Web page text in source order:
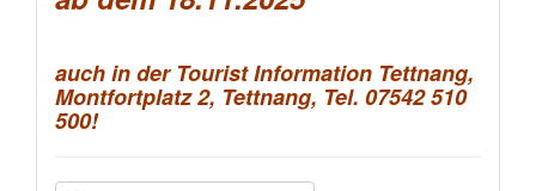
auch in der Tourist Information Tettnang,
Montfortplatz 2, Tettnang, Tel. 07542 510
500!